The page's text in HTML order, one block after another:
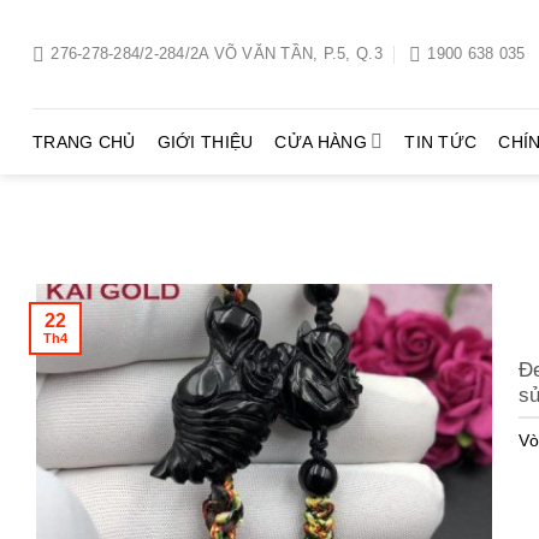
dung
276-278-284/2-284/2A VÕ VĂN TẦN, P.5, Q.3 1900 638 035
TRANG CHỦ GIỚI THIỆU CỬA HÀNG TIN TỨC
22
Th4